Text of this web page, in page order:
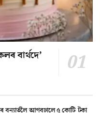
বাৰ্থদে’
আগবঢ়ালে ৫ কোটি টকা